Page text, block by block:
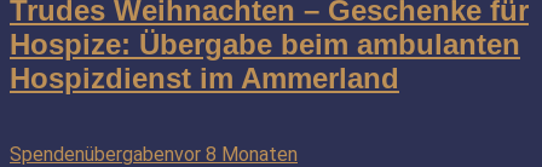
Trudes Weihnachten – Geschenke für
Hospize: Übergabe beim ambulanten
Hospizdienst im Ammerland
Spendenübergabenvor 8 Monaten